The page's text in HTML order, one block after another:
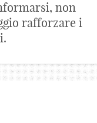
non
rafforzare i